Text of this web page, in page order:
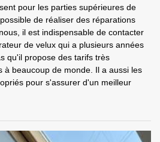
pour les parties supérieures de
de réaliser des réparations
il est indispensable de contacter
de velux qui a plusieurs années
qu'il propose des tarifs très
à beaucoup de monde. Il a aussi les
pour s'assurer d'un meilleur